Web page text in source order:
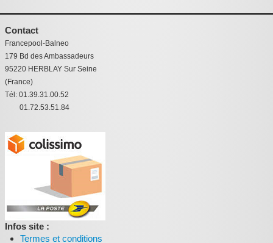
Contact
Francepool-Balneo
179 Bd des Ambassadeurs
95220 HERBLAY Sur Seine
(France)
Tél: 01.39.31.00.52
01.72.53.51.84
Infos site :
Termes et conditions